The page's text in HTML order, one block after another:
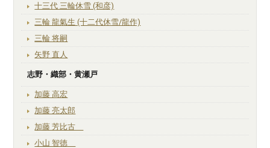
十三代 三輪休雪 (和彦)
三輪 龍氣生 (十二代休雪/龍作)
三輪 将嗣
矢野 直人
志野・織部・黄瀬戸
加藤 高宏
加藤 亮太郎
加藤 芳比古
小山 智徳